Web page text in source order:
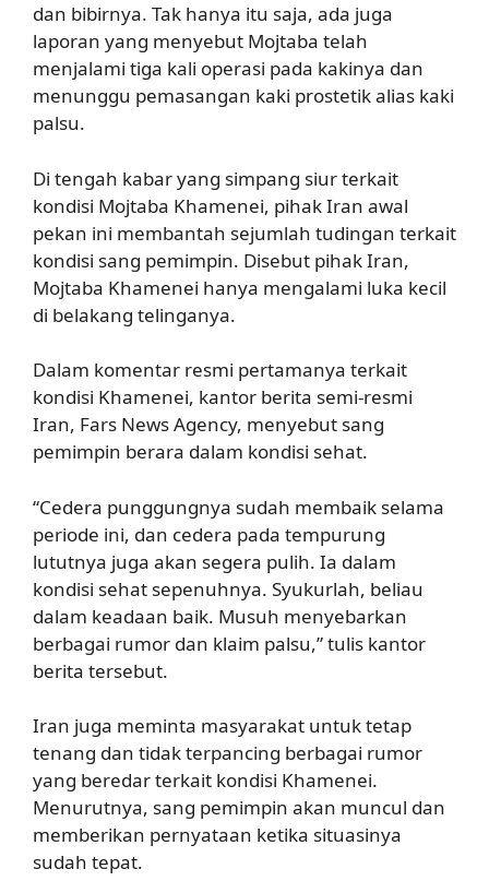
dan bibirnya. Tak hanya itu saja, ada juga
laporan yang menyebut Mojtaba telah
menjalami tiga kali operasi pada kakinya dan
menunggu pemasangan kaki prostetik alias kaki
palsu.
Di tengah kabar yang simpang siur terkait
kondisi Mojtaba Khamenei, pihak Iran awal
pekan ini membantah sejumlah tudingan terkait
kondisi sang pemimpin. Disebut pihak Iran,
Mojtaba Khamenei hanya mengalami luka kecil
di belakang telinganya.
Dalam komentar resmi pertamanya terkait
kondisi Khamenei, kantor berita semi-resmi
Iran, Fars News Agency, menyebut sang
pemimpin berara dalam kondisi sehat.
“Cedera punggungnya sudah membaik selama
periode ini, dan cedera pada tempurung
lututnya juga akan segera pulih. Ia dalam
kondisi sehat sepenuhnya. Syukurlah, beliau
dalam keadaan baik. Musuh menyebarkan
berbagai rumor dan klaim palsu,” tulis kantor
berita tersebut.
Iran juga meminta masyarakat untuk tetap
tenang dan tidak terpancing berbagai rumor
yang beredar terkait kondisi Khamenei.
Menurutnya, sang pemimpin akan muncul dan
memberikan pernyataan ketika situasinya
sudah tepat.